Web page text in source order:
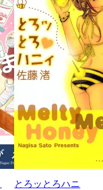
とろッとろハニ